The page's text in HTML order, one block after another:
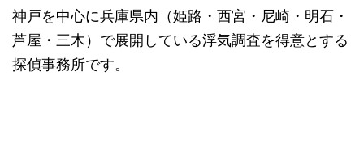
神戸を中心に兵庫県内（姫路・西宮・尼崎・明石・
芦屋・三木）で展開している浮気調査を得意とする
探偵事務所です。